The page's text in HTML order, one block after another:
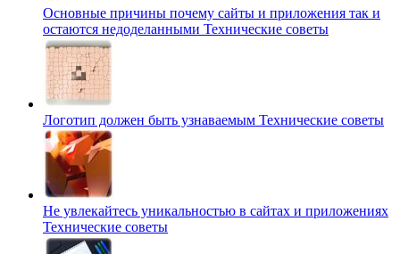
Основные причины почему сайты и приложения так и
остаются недоделанными Технические советы
Логотип должен быть узнаваемым Технические советы
Не увлекайтесь уникальностью в сайтах и приложениях
Технические советы